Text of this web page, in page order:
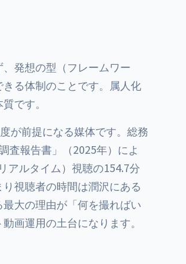
発想の型（フレームワー
る体制のことです。属人化
です。
が前提になる媒体です。総務
査報告書」（2025年）によ
アルタイム）視聴の154.7分
視聴者の時間は潤沢にある
大の理由が「何を撮ればい
画運用の土台になります。